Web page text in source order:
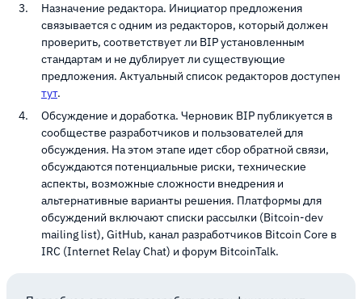
Назначение редактора. Инициатор предложения
связывается с одним из редакторов, который должен
проверить, соответствует ли BIP установленным
стандартам и не дублирует ли существующие
предложения. Актуальный список редакторов доступен
тут.
Обсуждение и доработка. Черновик BIP публикуется в
сообществе разработчиков и пользователей для
обсуждения. На этом этапе идет сбор обратной связи,
обсуждаются потенциальные риски, технические
аспекты, возможные сложности внедрения и
альтернативные варианты решения. Платформы для
обсуждений включают списки рассылки (Bitcoin-dev
mailing list), GitHub, канал разработчиков Bitcoin Core в
IRC (Internet Relay Chat) и форум BitcoinTalk.